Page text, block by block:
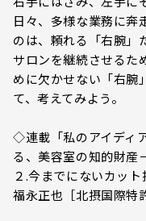
日々、多様な業務に奔
のは、頼れる「右腕」
サロンを継続させるた
めに欠かせない「右腕
て、考えてみよう。
◇連載「私のアイディ
る、美容室の知的財産
２.今までにないカッ
福永正也［北摂国際特